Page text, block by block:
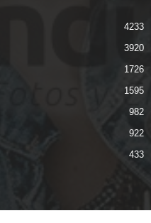
4233
3920
1726
1595
982
922
433